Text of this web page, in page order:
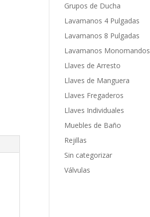
Grupos de Ducha
Lavamanos 4 Pulgadas
Lavamanos 8 Pulgadas
Lavamanos Monomandos
Llaves de Arresto
Llaves de Manguera
Llaves Fregaderos
Llaves Individuales
Muebles de Baño
Rejillas
Sin categorizar
Válvulas